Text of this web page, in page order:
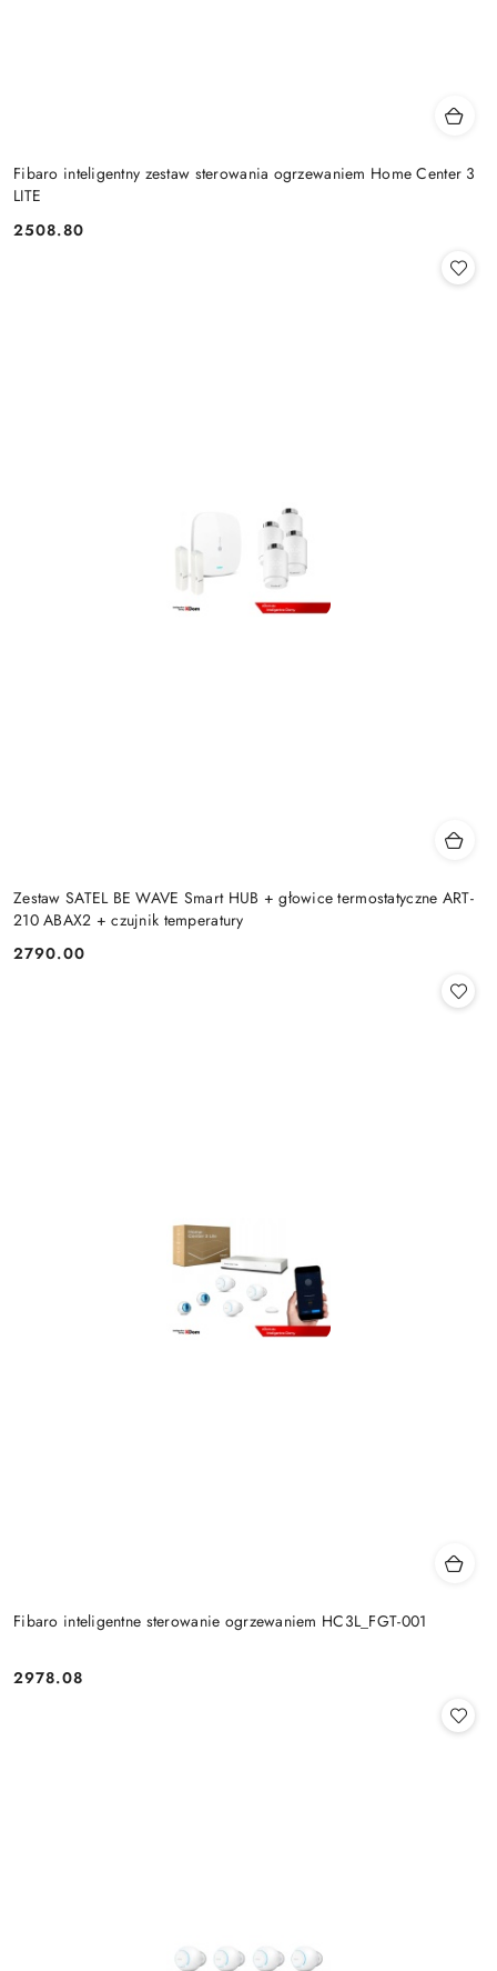
Fibaro inteligentny zestaw sterowania ogrzewaniem Home Center 3
LITE
Cena:
2508.80
Zestaw SATEL BE WAVE Smart HUB + głowice termostatyczne ART-
210 ABAX2 + czujnik temperatury
Cena:
2790.00
Fibaro inteligentne sterowanie ogrzewaniem HC3L_FGT-001
Cena:
2978.08